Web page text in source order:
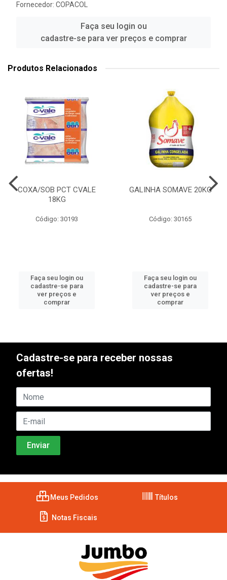
Fornecedor: COPACOL
Faça seu login ou
cadastre-se para ver preços e comprar
Produtos Relacionados
COXA/SOB PCT CVALE
18KG
Código: 30193
Faça seu login ou
cadastre-se para
ver preços e
comprar
GALINHA SOMAVE 20KG
Código: 30165
Faça seu login ou
cadastre-se para
ver preços e
comprar
Cadastre-se para receber nossas
ofertas!
Meus Pedidos Títulos
Notas Fiscais